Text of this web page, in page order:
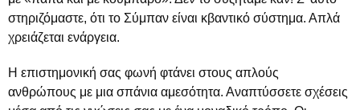
στηριζόμαστε, ότι το Σύμπαν είναι κβαντικό σύστημα. Απλά
χρειάζεται ενάργεια.
Η επιστημονική σας φωνή φτάνει στους απλούς
ανθρώπους με μια σπάνια αμεσότητα. Αναπτύσσετε σχέσεις